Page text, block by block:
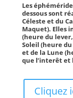
Les
dessous sont
Céleste et du
Maquet). Elles
(heure du
Soleil (heure
et de la Lune
que l’interêt et
Cliquez